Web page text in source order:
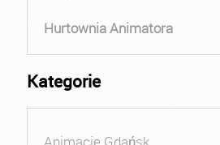
Hurtownia Animatora
Kategorie